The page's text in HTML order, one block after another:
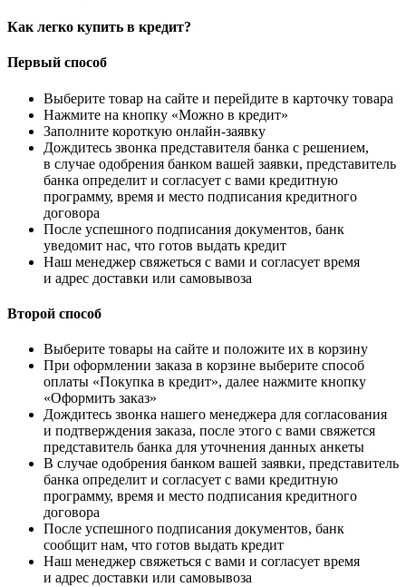
Как легко купить в кредит?
Первый способ
Выберите товар на сайте и перейдите в карточку товара
Нажмите на кнопку «Можно в кредит»
Заполните короткую онлайн-заявку
Дождитесь звонка представителя банка с решением,
в случае одобрения банком вашей заявки, представитель
банка определит и согласует с вами кредитную
программу, время и место подписания кредитного
договора
После успешного подписания документов, банк
уведомит нас, что готов выдать кредит
Наш менеджер свяжеться с вами и согласует время
и адрес доставки или самовывоза
Второй способ
Выберите товары на сайте и положите их в корзину
При оформлении заказа в корзине выберите способ
оплаты «Покупка в кредит», далее нажмите кнопку
«Оформить заказ»
Дождитесь звонка нашего менеджера для согласования
и подтверждения заказа, после этого с вами свяжется
представитель банка для уточнения данных анкеты
В случае одобрения банком вашей заявки, представитель
банка определит и согласует с вами кредитную
программу, время и место подписания кредитного
договора
После успешного подписания документов, банк
сообщит нам, что готов выдать кредит
Наш менеджер свяжеться с вами и согласует время
и адрес доставки или самовывоза